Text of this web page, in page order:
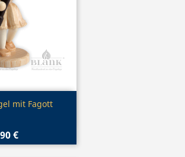
mit Fagott
€